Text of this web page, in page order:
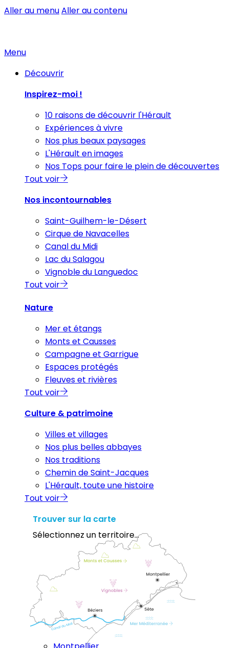
Aller au menuAller au contenu
Menu
Découvrir
Inspirez-moi !
10 raisons de découvrir l'Hérault
Expériences à vivre
Nos plus beaux paysages
L'Hérault en images
Nos Tops pour faire le plein de découvertes
Tout voir
Nos incontournables
Saint-Guilhem-le-Désert
Cirque de Navacelles
Canal du Midi
Lac du Salagou
Vignoble du Languedoc
Tout voir
Nature
Mer et étangs
Monts et Causses
Campagne et Garrigue
Espaces protégés
Fleuves et rivières
Tout voir
Culture & patrimoine
Villes et villages
Nos plus belles abbayes
Nos traditions
Chemin de Saint-Jacques
L'Hérault, toute une histoire
Tout voir
Trouver sur la carte
Sélectionnez un territoire...